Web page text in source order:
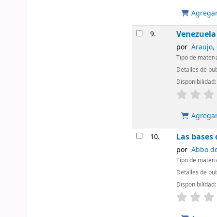
9.
por Araujo,
Tipo de
Detalles de
10. Las
por Abbo
Tipo de
Detalles de